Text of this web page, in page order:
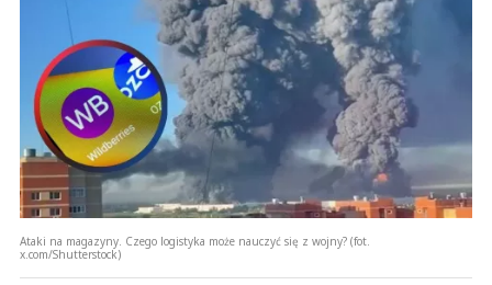
Ataki na magazyny. Czego logistyka może nauczyć się z wojny? (fot.
x.com/Shutterstock)